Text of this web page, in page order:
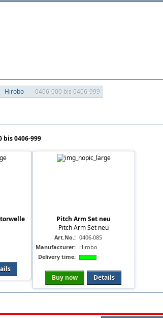
Hirobo
0406-000 bis 0406-999
bis 0406-999
Pitch Arm Set neu
Pitch Arm Set neu
Art.No.: 0406-085
Manufacturer: Hirobo
Delivery time:
Buy now Details